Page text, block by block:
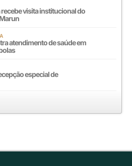
visita institucional do
atendimento de saúde em
especial de